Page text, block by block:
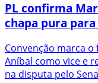
PL confirma
chapa pura
Convenção marca
Aníbal como vice e
na disputa pelo